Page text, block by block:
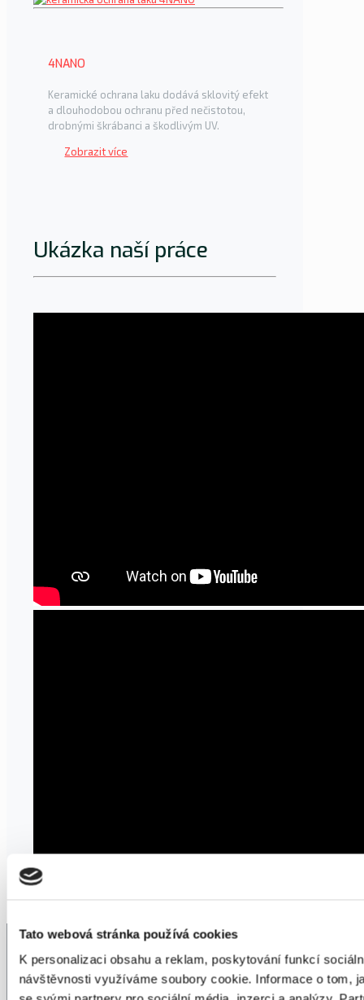
Tato webová stránka používá cookies
K personalizaci obsahu a reklam, poskytování funkcí
návštěvnosti využíváme soubory cookie. Informace o tom,
4NANO
Keramické ochrana laku dodává sklovitý efekt
a dlouhodobou ochranu před nečistotou,
drobnými škrábanci a škodlivým UV.
Zobrazit více
Ukázka naší práce
Nejčastější dotazy - odpovědi